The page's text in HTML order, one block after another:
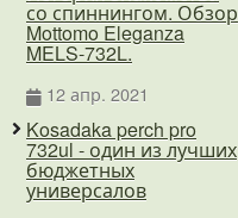
со спиннингом. Обзор
Mottomo Eleganza
MELS-732L.
12 апр. 2021
Kosadaka perch pro
732ul - один из лучших
бюджетных
универсалов